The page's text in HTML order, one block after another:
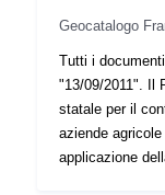
variables,
the article, as
source website.
provided in the
Geocatalogo
Tutti i
"13/09/2011". Il
statale per il
aziende
applicazione